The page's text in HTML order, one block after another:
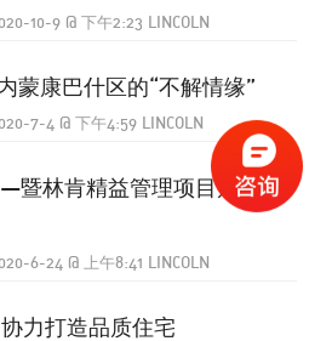
10-9 @ 下午2:23 LINCOLN
蒙康巴什区的“不解情缘”
7-4 @ 下午4:59 LINCOLN
暨林肯精益管理项目启动会
6-24 @ 上午8:41 LINCOLN
力打造品质住宅